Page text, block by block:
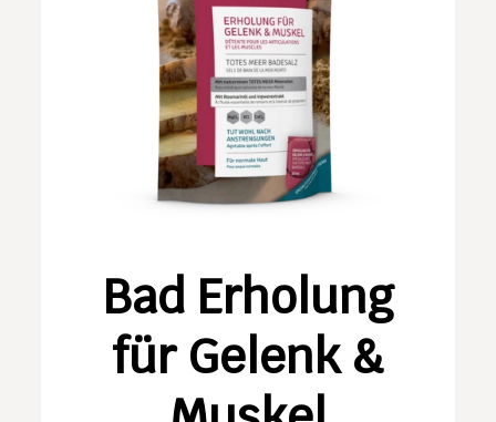
Bad Erholung
für Gelenk &